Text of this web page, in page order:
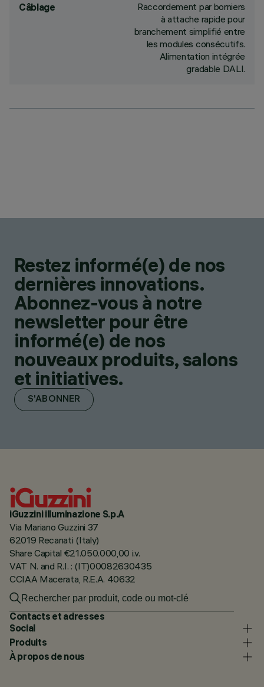
Câblage
Raccordement par borniers
à attache rapide pour
branchement simplifié entre
les modules consécutifs.
Alimentation intégrée
gradable DALI.
Restez informé(e) de nos
dernières innovations.
Abonnez-vous à notre
newsletter pour être
informé(e) de nos
nouveaux produits, salons
et initiatives.
S'ABONNER
iGuzzini illuminazione S.p.A
Via Mariano Guzzini 37
62019 Recanati (Italy)
Share Capital €21.050.000,00 i.v.
VAT N. and R.I. : (IT)00082630435
CCIAA Macerata, R.E.A. 40632
Contacts et adresses
Social
Produits
À propos de nous